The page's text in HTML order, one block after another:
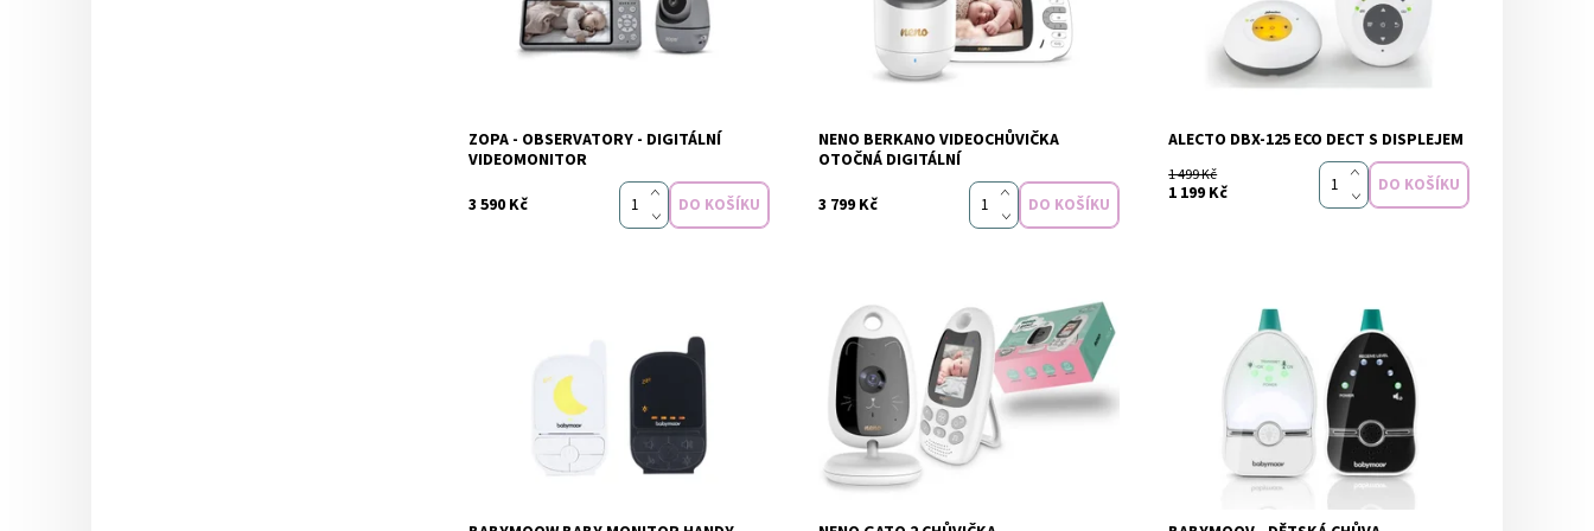
Značka: Zopa
ZOPA - OBSERVATORY - DIGITÁLNÍ
VIDEOMONITOR
3 590 Kč
Dostupnost: Skladem
NENO BERKANO VIDEOCHŮVIČKA
OTOČNÁ DIGITÁLNÍ
3 799 Kč
Dostupnost: Skladem
ALECTO DBX-125 ECO DECT S DISPLEJEM
1 499 Kč
1 199 Kč
Skladem Dostupnost: Dostupnost: Skladem